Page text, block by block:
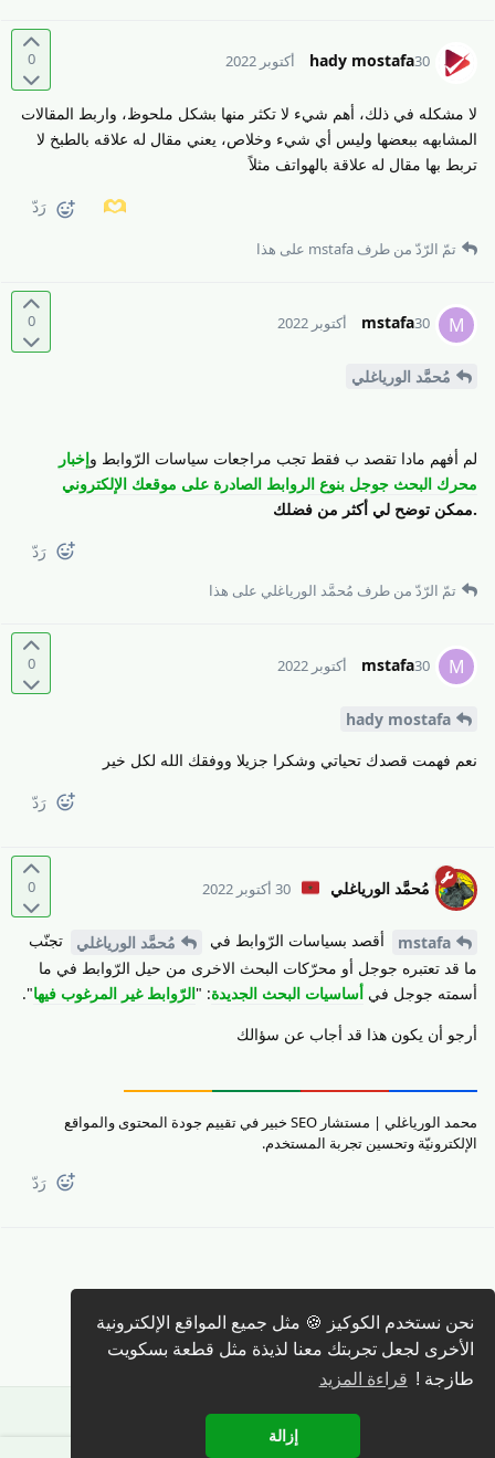
نحن نستخدم الكوكيز 🍪 مثل جميع المواقع الإلكترونية
الأخرى لجعل تجربتك معنا لذيذة مثل قطعة بسكويت
طازجة ! قراءة المزيد
إزالة
0 hady mostafa30 أكتوبر 2022
لا مشكله في ذلك، أهم شيء لا تكثر منها بشكل ملحوظ، واربط المقالات
المشابهه ببعضها وليس أي شيء وخلاص، يعني مقال له علاقه بالطبخ لا
تربط بها مقال له علاقة بالهواتف مثلاً
رَدّ
تمّ الرّدّ من طرف mstafa على هذا
0 M
mstafa30 أكتوبر 2022
مُحمَّد الورياغلي
لم أفهم مادا تقصد ب فقط تجب مراجعات سياسات الرّوابط وإخبار
محرك البحث جوجل بنوع الروابط الصادرة على موقعك الإلكتروني
.ممكن توضح لي أكثر من فضلك
رَدّ
تمّ الرّدّ من طرف مُحمَّد الورياغلي على هذا
0 M
mstafa30 أكتوبر 2022
hady mostafa
نعم فهمت قصدك تحياتي وشكرا جزيلا ووفقك الله لكل خير
رَدّ
0 مُحمَّد الورياغلي 30 أكتوبر 2022
mstafa أقصد بسياسات الرّوابط في مُحمَّد الورياغلي
تجنّب
ما قد تعتبره جوجل أو محرّكات البحث الاخرى من حيل الرّوابط في ما
أسمته جوجل في أساسيات البحث الجديدة: "الرّوابط غير المرغوب فيها".
أرجو أن يكون هذا قد أجاب عن سؤالك
محمد الورياغلي | مستشار SEO خبير في تقييم جودة المحتوى والمواقع
الإلكترونيّة وتحسين تجربة المستخدم.
رَدّ
كتابة رد 🖊️